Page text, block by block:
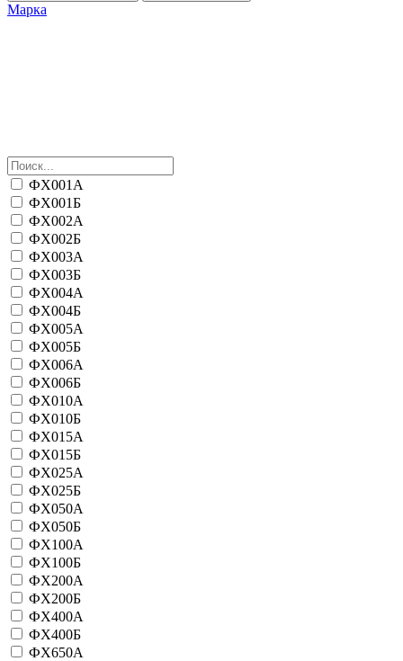
Марка
ФХ001А
ФХ001Б
ФХ002А
ФХ002Б
ФХ003А
ФХ003Б
ФХ004А
ФХ004Б
ФХ005А
ФХ005Б
ФХ006А
ФХ006Б
ФХ010А
ФХ010Б
ФХ015А
ФХ015Б
ФХ025А
ФХ025Б
ФХ050А
ФХ050Б
ФХ100А
ФХ100Б
ФХ200А
ФХ200Б
ФХ400А
ФХ400Б
ФХ650А